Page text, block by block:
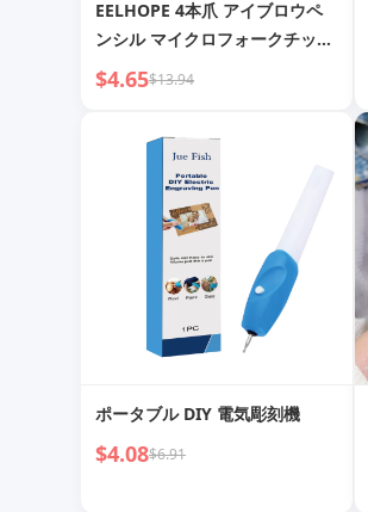
EELHOPE 4本爪 アイブロウペ
ンシル マイクロフォークチップ
アプリケーター 防水 汗止め 長
持ち アイブロウペンシル 保湿
$4.65$13.94
ポータブル DIY 電気彫刻機
$4.08$6.91